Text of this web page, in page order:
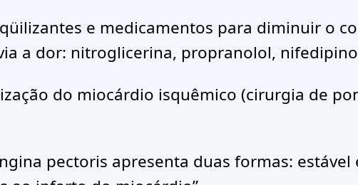
e medicamentos para diminuir o
a dor: nitroglicerina, propranolol,
do miocárdio isquêmico (cirurgia de
pectoris apresenta duas formas: